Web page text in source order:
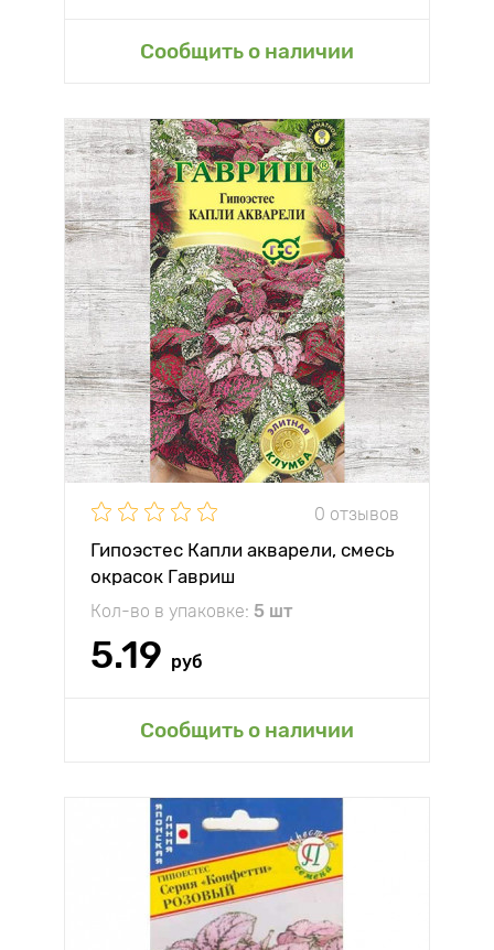
Сообщить о наличии
0 отзывов
Гипоэстес Капли акварели, смесь
окрасок Гавриш
Кол-во в упаковке: 5 шт
5.19 руб
Сообщить о наличии